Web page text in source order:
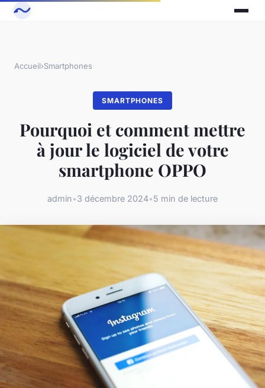
Accueil›Smartphones
SMARTPHONES
Pourquoi et comment mettre
à jour le logiciel de votre
smartphone OPPO
admin•3 décembre 2024•5 min de lecture